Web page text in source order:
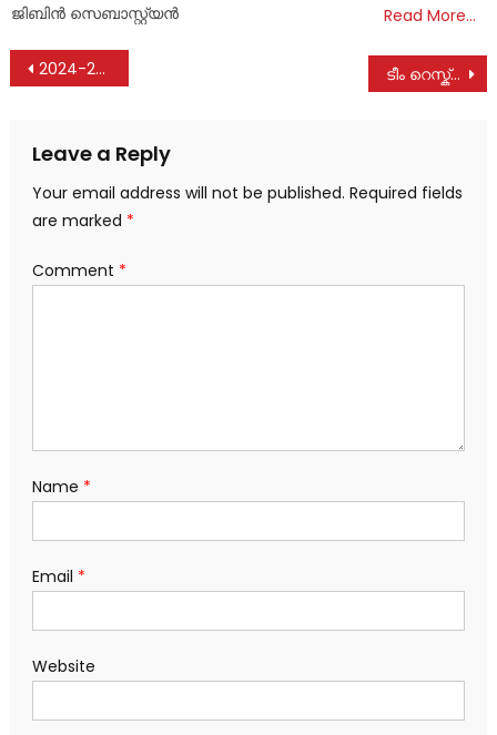
ജിബിൻ സെബാസ്റ്റ്യൻ
Read More…
Post
2024-25 സാമ്പത്തിക വര്‍ഷം മികച്ച പ്രവര്‍ത്തനം കാഴ്ച വെച്ച നിര്‍വഹണ ഉദ്യോഗസ്ഥര്‍ക്കുള്ള പുരസ്കാരം തലപ്പലം ഗ്രാമപഞ്ചായത്ത് വില്ലേജ് എക്സ്റ്റന്‍ഷന്‍ ഓഫീസര്‍ അനു ചന്ദ്രന് ലഭിച്ചു ടീം റെസ്ക്യൂ ഫോഴ്സ് കേരള നിലവിൽ വന്നു
Leave a Reply
Your email address will not be published. Required fields
are marked *
Comment *
Name *
Email *
Website